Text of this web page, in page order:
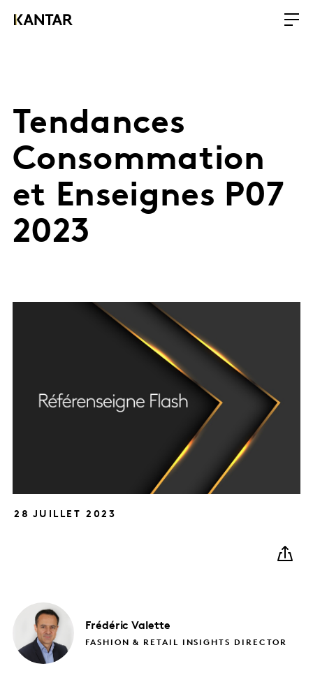
Tendances
Consommation
et Enseignes P07
2023
28 JUILLET 2023
Frédéric Valette
FASHION & RETAIL INSIGHTS DIRECTOR